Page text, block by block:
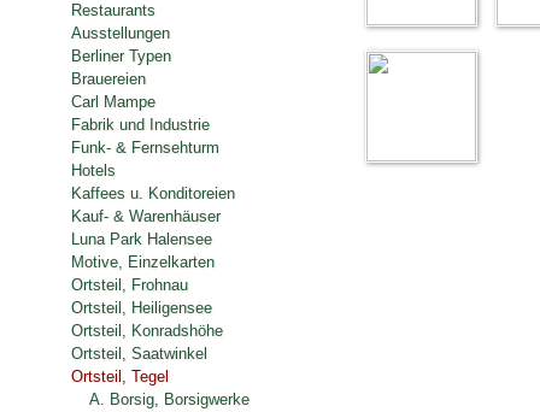
Restaurants
Ausstellungen
Berliner Typen
Brauereien
Carl Mampe
Fabrik und Industrie
Funk- & Fernsehturm
Hotels
Kaffees u. Konditoreien
Kauf- & Warenhäuser
Luna Park Halensee
Motive, Einzelkarten
Ortsteil, Frohnau
Ortsteil, Heiligensee
Ortsteil, Konradshöhe
Ortsteil, Saatwinkel
Ortsteil, Tegel
A. Borsig, Borsigwerke